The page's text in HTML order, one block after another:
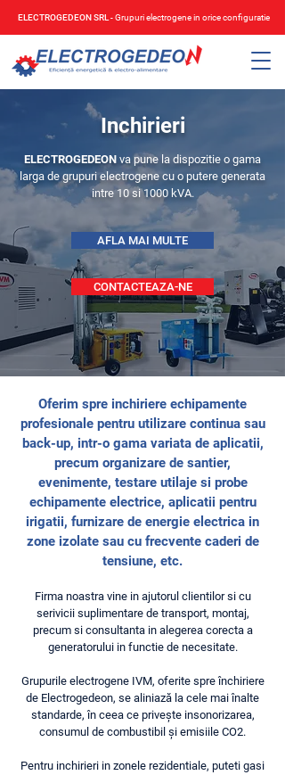
ELECTROGEDEON SRL - Grupuri electrogene in orice configuratie
Inchirieri
ELECTROGEDEON va pune la dispozitie o gama
larga de grupuri electrogene cu o putere generata
intre 10 si 1000 kVA.
AFLA MAI MULTE
CONTACTEAZA-NE
Oferim spre inchiriere echipamente
profesionale pentru utilizare continua sau
back-up, intr-o gama variata de aplicatii,
precum organizare de santier,
evenimente, testare utilaje si probe
echipamente electrice, aplicatii pentru
irigatii, furnizare de energie electrica in
zone izolate sau cu frecvente caderi de
tensiune, etc.
Firma noastra vine in ajutorul clientilor si cu
serivicii suplimentare de transport, montaj,
precum si consultanta in alegerea corecta a
generatorului in functie de necesitate.
Grupurile electrogene IVM, oferite spre închiriere
de Electrogedeon, se aliniază la cele mai înalte
standarde, în ceea ce privește insonorizarea,
consumul de combustibil și emisiile CO2.
Pentru inchirieri in zonele rezidentiale, puteti gasi